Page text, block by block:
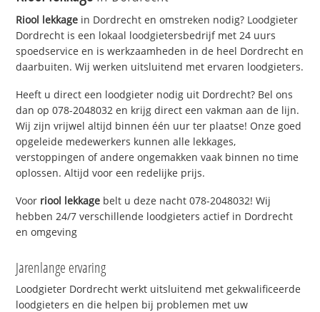
Riool lekkage in Dordrecht en omstreken nodig? Loodgieter
Dordrecht is een lokaal loodgietersbedrijf met 24 uurs
spoedservice en is werkzaamheden in de heel Dordrecht en
daarbuiten. Wij werken uitsluitend met ervaren loodgieters.
Heeft u direct een loodgieter nodig uit Dordrecht? Bel ons
dan op 078-2048032 en krijg direct een vakman aan de lijn.
Wij zijn vrijwel altijd binnen één uur ter plaatse! Onze goed
opgeleide medewerkers kunnen alle lekkages,
verstoppingen of andere ongemakken vaak binnen no time
oplossen. Altijd voor een redelijke prijs.
Voor riool lekkage belt u deze nacht 078-2048032! Wij
hebben 24/7 verschillende loodgieters actief in Dordrecht
en omgeving
Jarenlange ervaring
Loodgieter Dordrecht werkt uitsluitend met gekwalificeerde
loodgieters en die helpen bij problemen met uw